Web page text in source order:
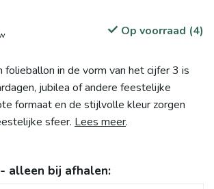
Op voorraad (4)
folieballon in de vorm van het cijfer 3 is
jubilea of andere feestelijke
formaat en de stijlvolle kleur zorgen
sfeer. Lees meer.
alleen bij afhalen: